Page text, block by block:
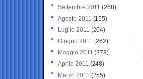
Settembre 2011 (268)
Agosto 2011 (155)
Luglio 2011 (204)
Giugno 2011 (262)
Maggio 2011 (273)
Aprile 2011 (248)
Marzo 2011 (255)